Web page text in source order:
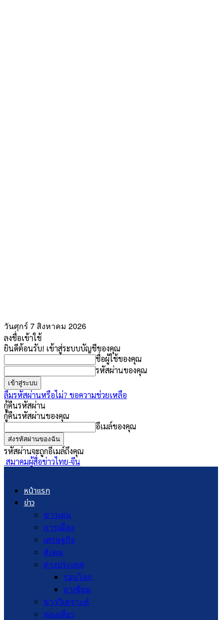
วันศุกร์ 7 สิงหาคม 2026
ลงชื่อเข้าใช้
ยินดีต้อนรับ! เข้าสู่ระบบบัญชีของคุณ
ชื่อผู้ใช้ของคุณ
รหัสผ่านของคุณ
ลืมรหัสผ่านหรือไม่? ขอความช่วยเหลือ
กู้คืนรหัสผ่าน
กู้คืนรหัสผ่านของคุณ
อีเมล์ของคุณ
รหัสผ่านจะถูกอีเมล์ถึงคุณ
สมาคมผู้สื่อข่าวไทย-จีน
หน้าแรก
ข่าว
ข่าวเด่น
การเมือง
เศรษฐกิจ
สังคม
ต่างประเทศ
รอบโลก
อาเซียน
ข่าววิเคราะห์
ท่องเที่ยว